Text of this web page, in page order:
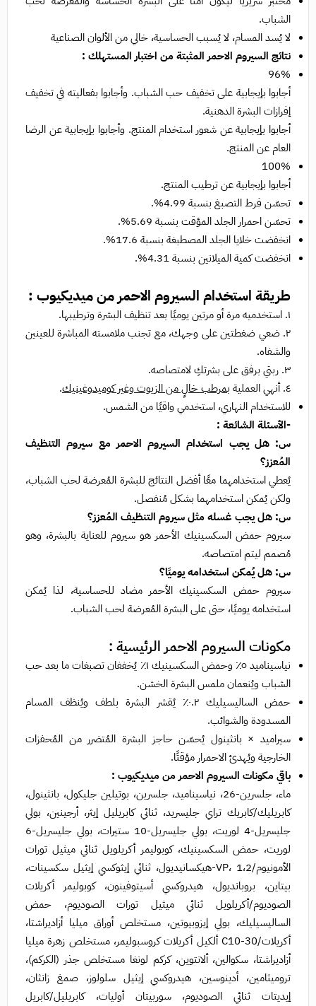
الشباب.
لا يُسد المسام، لا يُسبب الحساسية، خالي من الألوان الصناعية
نتائج السيروم الاحمر المثبتة من اختبار المستهلك :
96%
أجابوا بإيجابية على تخفيف حب الشباب. وأجابوا بفعاليته في تخفيف
إفرازات البشرة الدهنية.
أجابوا بإيجابية عن شعور استخدام المنتج. وأجابوا بإيجابية عن الرضا
العام عن المنتج.
100%
أجابوا بإيجابية عن ترطيب المنتج.
تحسّن فرط التصبغ بنسبة 4.99%.
تحسّن احمرار الجلد المؤقت بنسبة 5.69%.
انخفضت خلايا الجلد المصطبغة بنسبة 17.6%.
انخفضت كمية الميلانين بنسبة 4.31%.
طريقة استخدام السيروم الاحمر من ميديكيوب :
١. استخدميه مرة أو مرتين يوميًا بعد تنظيف البشرة وترطيبها.
٢. ضعي ضغطتين على وجهك، مع تجنب ملامسته المباشرة للعينين
والشفاه.
٣. ربتي برفق على بشرتكِ لامتصاصه.
٤. أنهي العملية ب
مرطب خالٍ من الزيوت وغير كوميدوغينيك.
للاستخدام النهاري، استخدمي واقيًا من الشمس.
-الأسئلة الشائعة :
س: هل يجب استخدام السيروم الاحمر مع سيروم التنظيف
المُعزز؟
يُعطي استخدامهما معًا أفضل النتائج للبشرة المُعرضة لحب الشباب،
ولكن يُمكن استخدامهما بشكل مُنفصل.
س: هل يجب غسله مثل سيروم التنظيف المُعزز؟
سيروم حمض السكسينيك الأحمر هو سيروم للعناية بالبشرة، وهو
مُصمم ليتم امتصاصه.
س: هل يُمكن استخدامه يوميًا؟
سيروم حمض السكسينيك الأحمر مضاد للحساسية، لذا يُمكن
استخدامه يوميًا، حتى على البشرة المُعرضة لحب الشباب.
مكونات السيروم الاحمر الرئيسية :
نياسيناميد ٥٪ وحمض السكسينيك ١٪ يُخففان تصبغات ما بعد حب
الشباب ويُنعمان ملمس البشرة الخشن.
حمض الساليسيليك ٠.٢٪ يُقشر البشرة بلطف ويُنظف المسام
المسدودة والشوائب.
سيراميد × بانثينول يُحسّن حاجز البشرة المُتضرر من المُحفزات
الخارجية ويُهدئ الاحمرار مؤقتًا.
باقي مكونات السيروم الاحمر من ميديكيوب :
ماء، جلسرين-26، نياسيناميد، جلسرين، بوتيلين جليكول، بانثينول،
كابريليك/كابريك تراي جليسريد، ثنائي كابريليل إيثر، أرجينين، بولي
جليسريل-4 لوريت، بولي جليسريل-10 ستيرات، بولي جليسريل-6
لوريت، حمض السكسينيك، كوبوليمر أكريلويل ثنائي ميثيل تورات
الأمونيوم/VP، 1،2-هيكسانيديول، ثنائي إيثوكسي إيثيل سكسينات،
بيتاين، بروبانديول، هيدروكسي أسيتوفينون، كوبوليمر أكريلات
الصوديوم/أكريلويل ثنائي ميثيل تورات الصوديوم، حمض
الساليسيليك، بولي إيزوبيوتين، مستخلص أوراق ميليا أزاديراشتا،
أكريلات/C10-30 ألكيل أكريلات كروسبوليمر، مستخلص زهرة ميليا
أزاديراشتا، سكوالين، ألانتوين، كركم لونغا مستخلص جذر (الكركم)،
تروميثامين، أدينوسين، هيدروكسي إيثيل سلولوز، صمغ زانثان،
إيديتات ثنائي الصوديوم، سوربيتان أوليات، كابريليل/كابريل